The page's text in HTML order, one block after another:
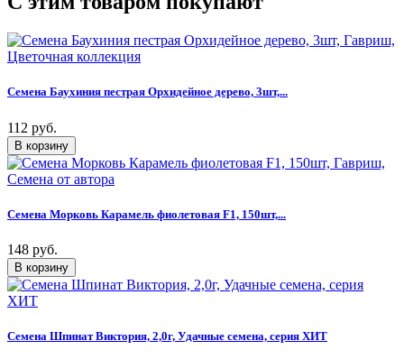
Семена Баухиния пестрая Орхидейное дерево, 3шт,...
112 руб.
Семена Морковь Карамель фиолетовая F1, 150шт,...
148 руб.
Семена Шпинат Виктория, 2,0г, Удачные семена, серия ХИТ